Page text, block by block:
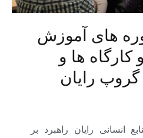
های آموزش
کارگاه ها و
گروپ رایان
انسانی رایان راهبرد بر